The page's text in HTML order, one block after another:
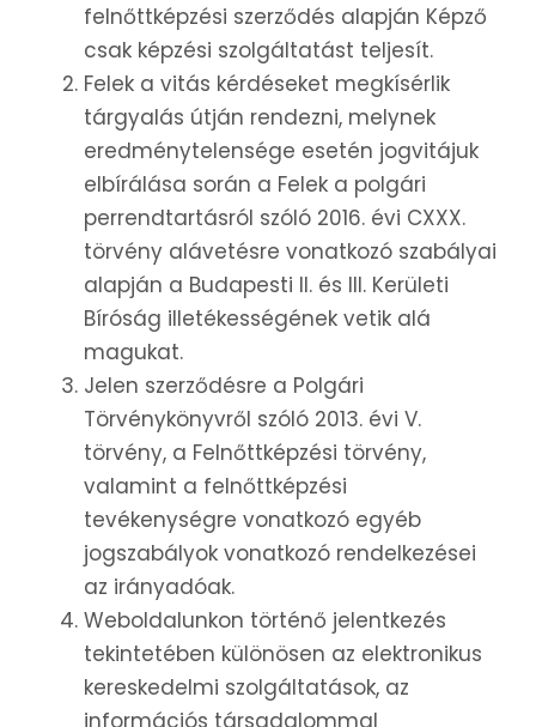
felnőttképzési szerződés alapján Képző
csak képzési szolgáltatást teljesít.
Felek a vitás kérdéseket megkísérlik
tárgyalás útján rendezni, melynek
eredménytelensége esetén jogvitájuk
elbírálása során a Felek a polgári
perrendtartásról szóló 2016. évi CXXX.
törvény alávetésre vonatkozó szabályai
alapján a Budapesti II. és III. Kerületi
Bíróság illetékességének vetik alá
magukat.
Jelen szerződésre a Polgári
Törvénykönyvről szóló 2013. évi V.
törvény, a Felnőttképzési törvény,
valamint a felnőttképzési
tevékenységre vonatkozó egyéb
jogszabályok vonatkozó rendelkezései
az irányadóak.
Weboldalunkon történő jelentkezés
tekintetében különösen az elektronikus
kereskedelmi szolgáltatások, az